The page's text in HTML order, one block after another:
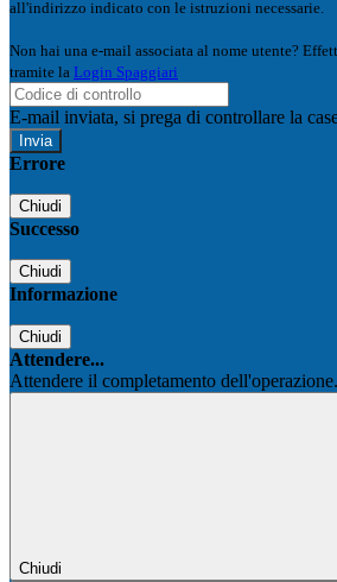
all'indirizzo indicato con le istruzioni necessarie.
Non hai una e-mail associata al nome utente?
tramite la Login Spaggiari
E-mail inviata, si prega di controllare la
Errore
Chiudi
Successo
Chiudi
Informazione
Chiudi
Attendere...
Attendere il completamento
Chiudi